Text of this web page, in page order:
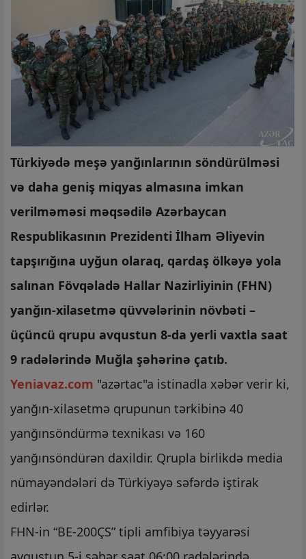
Türkiyədə meşə yanğınlarının söndürülməsi
və daha geniş miqyas almasına imkan
verilməməsi məqsədilə Azərbaycan
Respublikasının Prezidenti İlham Əliyevin
tapşırığına uyğun olaraq, qardaş ölkəyə yola
salınan Fövqəladə Hallar Nazirliyinin (FHN)
yanğın-xilasetmə qüvvələrinin növbəti –
üçüncü qrupu avqustun 8-da yerli vaxtla saat
9 radələrində Muğla şəhərinə çatıb.
Yeniavaz.com "azərtac"a istinadla xəbər verir ki,
yanğın-xilasetmə qrupunun tərkibinə 40
yanğınsöndürmə texnikası və 160
yanğınsöndürən daxildir. Qrupla birlikdə media
nümayəndələri də Türkiyəyə səfərdə iştirak
edirlər.
FHN-in “BE-200ÇS” tipli amfibiya təyyarəsi